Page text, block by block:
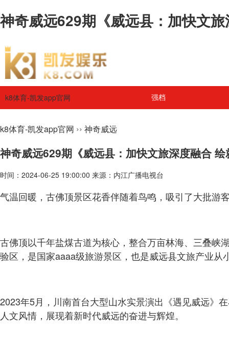
神奇威远629期《威远县：加快文
k8体育-凯发app官网 强档
k8体育-凯发app官网 ›› 神奇威远
神奇威远629期《威远县：加快文旅深度融合
时间：2024-06-25 19:00:00 来源：内江广播电视台
气温回暖，古佛顶景区花香伴随着鸟鸣，吸引了大批游
古佛顶以千年盐煤古道为核心，整合万亩林海、三叠峡
验区，是国家aaaa级旅游景区，也是威远县文旅产业从
2023年5月，川南首台大型山水实景演出《遇见威远》
人文风情，展现着新时代威远的奋进与辉煌。